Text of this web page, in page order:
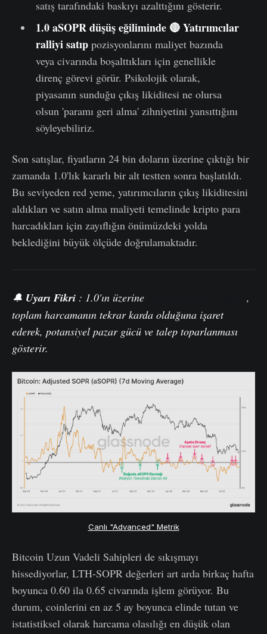
satış tarafındaki baskıyı azalttığını gösterir.
1.0 aSOPR düşüş eğiliminde 🔴 Yatırımcılar
ralliyi satıp pozisyonlarını maliyet bazında
veya civarında boşalttıkları için genellikle
direnç görevi görür. Psikolojik olarak,
piyasanın sunduğu çıkış likiditesi ne olursa
olsun 'paramı geri alma' zihniyetini yansıttığını
söyleyebiliriz.
Son satışlar, fiyatların 24 bin doların üzerine çıktığı bir
zamanda 1.0'lık kararlı bir alt testten sonra başlatıldı.
Bu seviyeden red yeme, yatırımcıların çıkış likiditesini
aldıkları ve satın alma maliyeti temelinde kripto para
harcadıkları için zayıflığın önümüzdeki yolda
beklediğini büyük ölçüde doğrulamaktadır.
🔔 Uyarı Fikri : 1.0'ın üzerine
,
toplam harcamanın tekrar karda olduğuna işaret
ederek, potansiyel pazar gücü ve talep toparlanması
gösterir.
Canlı "Advanced" Metrik
Bitcoin Uzun Vadeli Sahipleri de sıkışmayı
hissediyorlar, LTH-SOPR değerleri art arda birkaç hafta
boyunca 0.60 ila 0.65 civarında işlem görüyor. Bu
durum, coinlerini en az 5 ay boyunca elinde tutan ve
istatistiksel olarak harcama olasılığı en düşük olan